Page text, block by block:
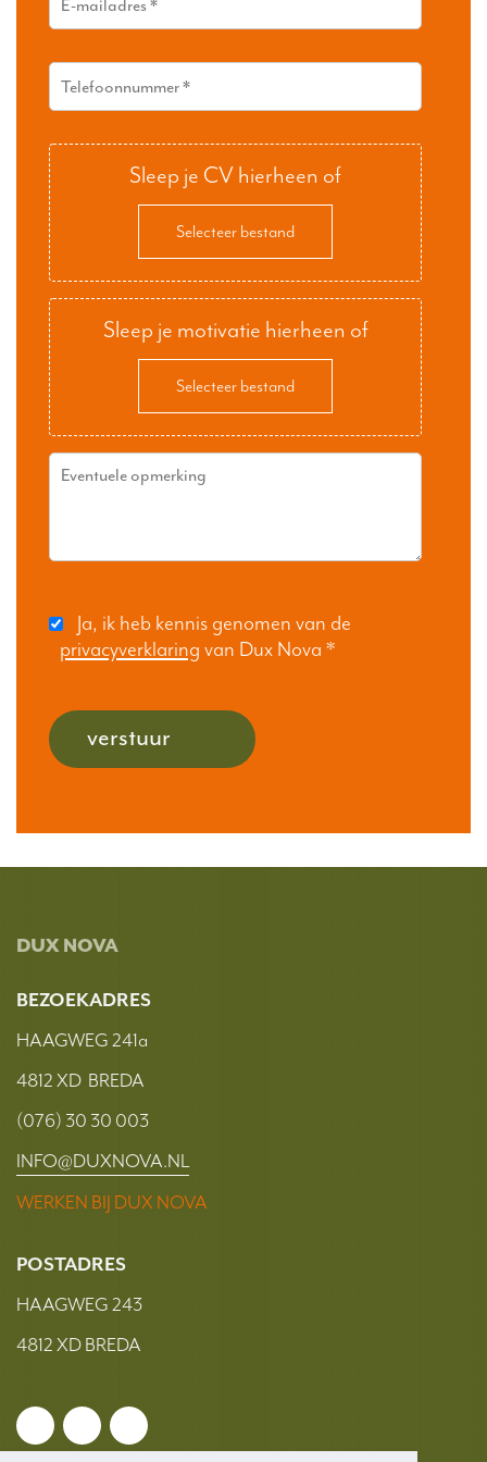
Sleep je CV hierheen of
Selecteer bestand
Sleep je motivatie hierheen of
Selecteer bestand
Ja, ik heb kennis genomen van de
privacyverklaring van Dux Nova *
verstuur
DUX NOVA
BEZOEKADRES
HAAGWEG 241a
4812 XD BREDA
(076) 30 30 003
INFO@DUXNOVA.NL
WERKEN BIJ DUX NOVA
POSTADRES
HAAGWEG 243
4812 XD BREDA